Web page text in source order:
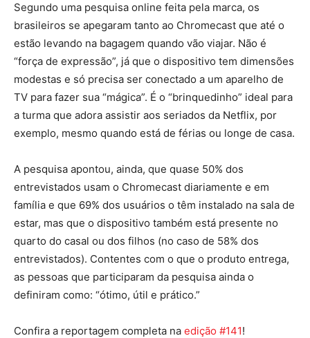
Segundo uma pesquisa online feita pela marca, os
brasileiros se apegaram tanto ao Chromecast que até o
estão levando na bagagem quando vão viajar. Não é
“força de expressão”, já que o dispositivo tem dimensões
modestas e só precisa ser conectado a um aparelho de
TV para fazer sua “mágica”. É o “brinquedinho” ideal para
a turma que adora assistir aos seriados da Netflix, por
exemplo, mesmo quando está de férias ou longe de casa.
A pesquisa apontou, ainda, que quase 50% dos
entrevistados usam o Chromecast diariamente e em
família e que 69% dos usuários o têm instalado na sala de
estar, mas que o dispositivo também está presente no
quarto do casal ou dos filhos (no caso de 58% dos
entrevistados). Contentes com o que o produto entrega,
as pessoas que participaram da pesquisa ainda o
definiram como: “ótimo, útil e prático.”
Confira a reportagem completa na edição #141!